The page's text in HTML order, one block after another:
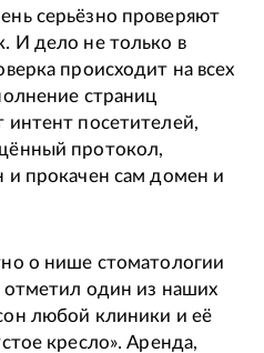
серьёзно проверяют
И дело не только в
происходит на всех
страниц
интент посетителей,
протокол,
и прокачен сам домен и
о нише стоматологии
отметил один из наших
любой клиники и её
кресло». Аренда,